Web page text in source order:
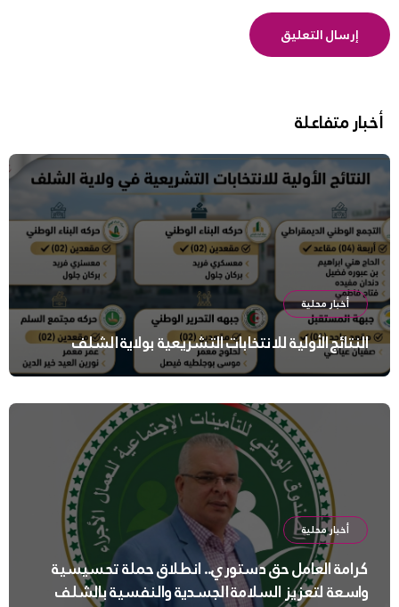
أخبار متفاعلة
أخبار محلية
النتائج الأولية للانتخابات التشريعية بولاية الشلف
أخبار محلية
كرامة العامل حق دستوري.. انطلاق حملة تحسيسية
واسعة لتعزيز السلامة الجسدية والنفسية بالشلف